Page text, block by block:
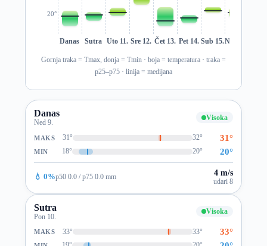
20°
Danas Sutra Uto 11. Sre 12. Čet 13. Pet 14. Sub 15.Ned 16.
Gornja traka = Tmax, donja = Tmin · boja = temperatura · traka =
p25–p75 · linija = medijana
Danas
Ned 9.
Visoka
MAKS 31° 32° 31°
MIN 18° 20° 20°
💧 0%p50 0.0 / p75 0.0 mm 4 m/s
udari 8
Sutra
Pon 10.
Visoka
MAKS 33° 33° 33°